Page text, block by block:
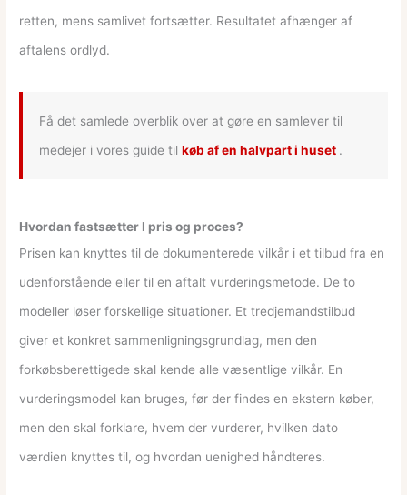
retten, mens samlivet fortsætter. Resultatet afhænger af
aftalens ordlyd.
Få det samlede overblik over at gøre en samlever til
medejer i vores guide tilkøb af en halvpart i huset .
Hvordan fastsætter I pris og proces?
Prisen kan knyttes til de dokumenterede vilkår i et tilbud fra en
udenforstående eller til en aftalt vurderingsmetode. De to
modeller løser forskellige situationer. Et tredjemandstilbud
giver et konkret sammenligningsgrundlag, men den
forkøbsberettigede skal kende alle væsentlige vilkår. En
vurderingsmodel kan bruges, før der findes en ekstern køber,
men den skal forklare, hvem der vurderer, hvilken dato
værdien knyttes til, og hvordan uenighed håndteres.